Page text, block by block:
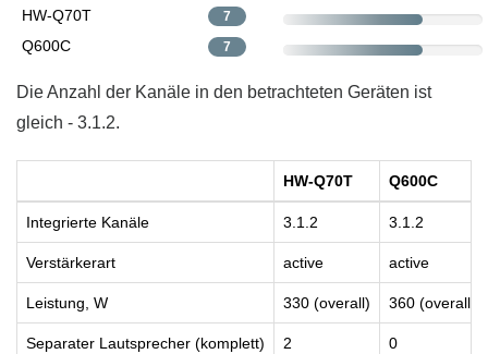
HW-Q70T 7
Q600C 7
Die Anzahl der Kanäle in den betrachteten Geräten ist
gleich - 3.1.2.
HW-Q70T Q600C
Integrierte Kanäle 3.1.2 3.1.2
Verstärkerart active active
Leistung, W 330 (overall) 360 (overall)
Separater Lautsprecher (komplett) 2 0